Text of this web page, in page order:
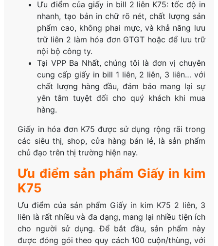
Ưu điểm của giấy in bill 2 liên K75: tốc độ in
nhanh, tạo bản in chữ rõ nét, chất lượng sản
phẩm cao, không phai mực, và khả năng lưu
trữ liên 2 làm hóa đơn GTGT hoặc để lưu trữ
nội bộ công ty.
Tại VPP Ba Nhất, chúng tôi là đơn vị chuyên
cung cấp giấy in bill 1 liên, 2 liên, 3 liên… với
chất lượng hàng đầu, đảm bảo mang lại sự
yên tâm tuyệt đối cho quý khách khi mua
hàng.
Giấy in hóa đơn K75 được sử dụng rộng rãi trong
các siêu thị, shop, cửa hàng bán lẻ, là sản phẩm
chủ đạo trên thị trường hiện nay.
Ưu điểm sản phẩm Giấy in kim
K75
Ưu điểm của sản phẩm Giấy in kim K75 2 liên, 3
liên là rất nhiều và đa dạng, mang lại nhiều tiện ích
cho người sử dụng. Để bắt đầu, sản phẩm này
được đóng gói theo quy cách 100 cuộn/thùng, với